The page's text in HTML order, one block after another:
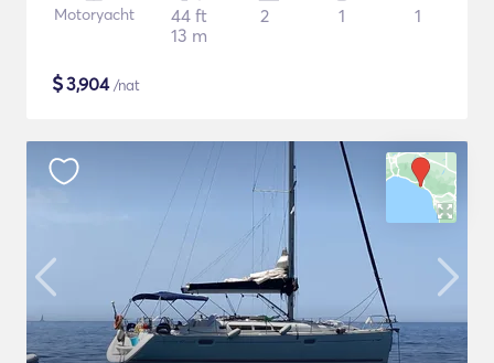
Motoryacht
44 ft
13 m
2 1 1
$3,904/nat